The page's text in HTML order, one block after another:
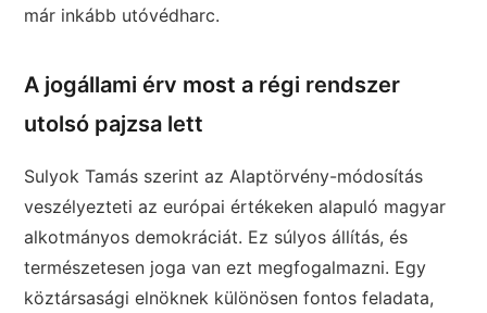
már inkább utóvédharc.
A jogállami érv most a régi rendszer
utolsó pajzsa lett
Sulyok Tamás szerint az Alaptörvény-módosítás
veszélyezteti az európai értékeken alapuló magyar
alkotmányos demokráciát. Ez súlyos állítás, és
természetesen joga van ezt megfogalmazni. Egy
köztársasági elnöknek különösen fontos feladata,